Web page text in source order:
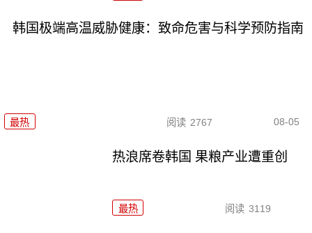
韩国极端高温威胁健康：致命危害与科学预防指南
最热 阅读 2767 08-05
热浪席卷韩国 果粮产业遭重创
最热 阅读 3119